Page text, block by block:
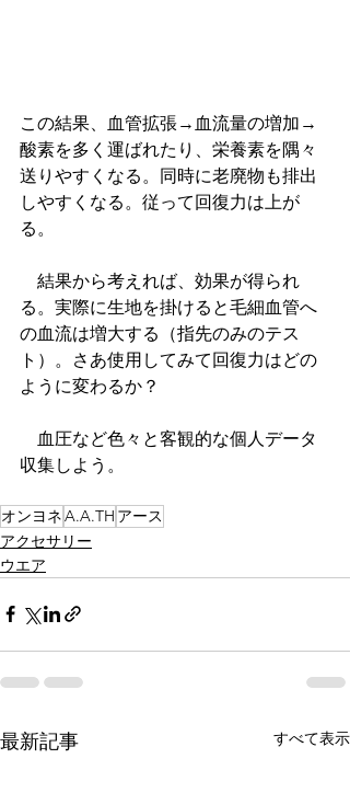
この結果、血管拡張→血流量の増加→
酸素を多く運ばれたり、栄養素を隅々
送りやすくなる。同時に老廃物も排出
しやすくなる。従って回復力は上が
る。
結果から考えれば、効果が得られ
る。実際に生地を掛けると毛細血管へ
の血流は増大する（指先のみのテス
ト）。さあ使用してみて回復力はどの
ように変わるか？
血圧など色々と客観的な個人データ
収集しよう。
オンヨネA.A.TH アース
アクセサリー
ウエア
最新記事 すべて表示